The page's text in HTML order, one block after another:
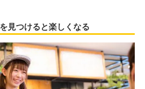
見つけると楽しくなる